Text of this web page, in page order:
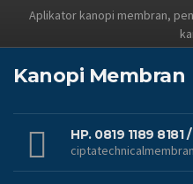
Aplikator kanopi membran,
Kanopi Membran
HP. 0819 1189 8181